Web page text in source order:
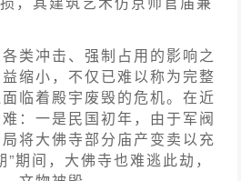
类冲击、强制占用的影响之
缩小，不仅已难以称为完整
临着殿宇废毁的危机。在近
：一是民国初年，由于军阀
将大佛寺部分庙产变卖以充
期间，大佛寺也难逃此劫，